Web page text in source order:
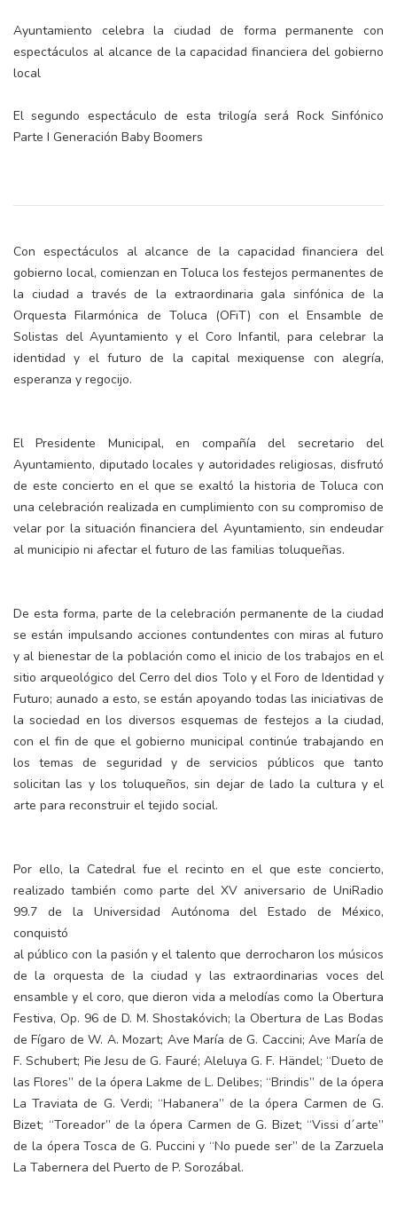
Ayuntamiento celebra la ciudad de forma permanente con
espectáculos al alcance de la capacidad financiera del gobierno
local
El segundo espectáculo de esta trilogía será Rock Sinfónico
Parte I Generación Baby Boomers
Con espectáculos al alcance de la capacidad financiera del
gobierno local, comienzan en Toluca los festejos permanentes de
la ciudad a través de la extraordinaria gala sinfónica de la
Orquesta Filarmónica de Toluca (OFiT) con el Ensamble de
Solistas del Ayuntamiento y el Coro Infantil, para celebrar la
identidad y el futuro de la capital mexiquense con alegría,
esperanza y regocijo.
El Presidente Municipal, en compañía del secretario del
Ayuntamiento, diputado locales y autoridades religiosas, disfrutó
de este concierto en el que se exaltó la historia de Toluca con
una celebración realizada en cumplimiento con su compromiso de
velar por la situación financiera del Ayuntamiento, sin endeudar
al municipio ni afectar el futuro de las familias toluqueñas.
De esta forma, parte de la celebración permanente de la ciudad
se están impulsando acciones contundentes con miras al futuro
y al bienestar de la población como el inicio de los trabajos en el
sitio arqueológico del Cerro del dios Tolo y el Foro de Identidad y
Futuro; aunado a esto, se están apoyando todas las iniciativas de
la sociedad en los diversos esquemas de festejos a la ciudad,
con el fin de que el gobierno municipal continúe trabajando en
los temas de seguridad y de servicios públicos que tanto
solicitan las y los toluqueños, sin dejar de lado la cultura y el
arte para reconstruir el tejido social.
Por ello, la Catedral fue el recinto en el que este concierto,
realizado también como parte del XV aniversario de UniRadio
99.7 de la Universidad Autónoma del Estado de México,
conquistó
al público con la pasión y el talento que derrocharon los músicos
de la orquesta de la ciudad y las extraordinarias voces del
ensamble y el coro, que dieron vida a melodías como la Obertura
Festiva, Op. 96 de D. M. Shostakóvich; la Obertura de Las Bodas
de Fígaro de W. A. Mozart; Ave María de G. Caccini; Ave María de
F. Schubert; Pie Jesu de G. Fauré; Aleluya G. F. Händel; “Dueto de
las Flores” de la ópera Lakme de L. Delibes; “Brindis” de la ópera
La Traviata de G. Verdi; “Habanera” de la ópera Carmen de G.
Bizet; “Toreador” de la ópera Carmen de G. Bizet; “Vissi d´arte”
de la ópera Tosca de G. Puccini y “No puede ser” de la Zarzuela
La Tabernera del Puerto de P. Sorozábal.